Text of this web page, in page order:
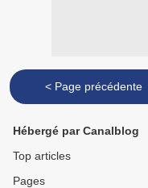
< Page précédente
Hébergé par Canalblog
Top articles
Pages